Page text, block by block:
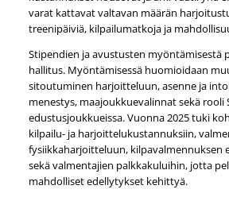
varat kattavat valtavan määrän
treenipäiviä, kilpailumatkoja ja
Stipendien ja avustusten myöntämisestä
hallitus. Myöntämisessä huomioidaan
sitoutuminen harjoitteluun, asenne ja
menestys, maajoukkuevalinnat sekä rooli
edustusjoukkueissa. Vuonna 2025 tuki
kilpailu- ja harjoittelukustannuksiin,
fysiikkaharjoitteluun, kilpavalmennuksen
sekä valmentajien palkkakuluihin, jotta
mahdolliset edellytykset kehittyä.